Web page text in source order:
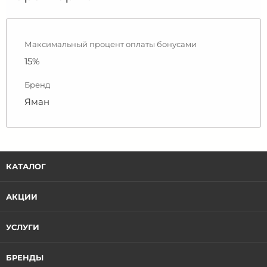
Максимальный процент оплаты бонусами
15%
Бренд
Яман
КАТАЛОГ
АКЦИИ
УСЛУГИ
БРЕНДЫ